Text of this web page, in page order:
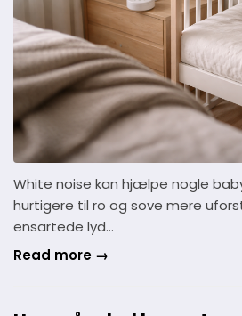
White noise kan hjælpe nogle
hurtigere til ro og sove mere
ensartede lyd…
Read more →